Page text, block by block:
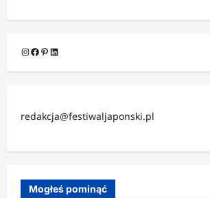
Instagram
Facebook
Pinterest
LinkedIn
redakcja@festiwaljaponski.pl
Mogłeś pominąć